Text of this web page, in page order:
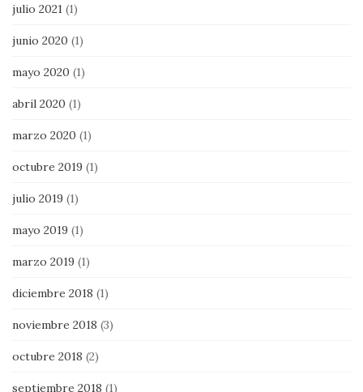
julio 2021 (1)
junio 2020 (1)
mayo 2020 (1)
abril 2020 (1)
marzo 2020 (1)
octubre 2019 (1)
julio 2019 (1)
mayo 2019 (1)
marzo 2019 (1)
diciembre 2018 (1)
noviembre 2018 (3)
octubre 2018 (2)
septiembre 2018 (1)